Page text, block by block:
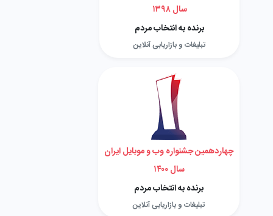
سال ۱۳۹۸
برنده به انتخاب مردم
تبلیغات و بازاریابی آنلاین
چهاردهمین جشنواره وب و موبایل ایران
سال ۱۴۰۰
برنده به انتخاب مردم
تبلیغات و بازاریابی آنلاین